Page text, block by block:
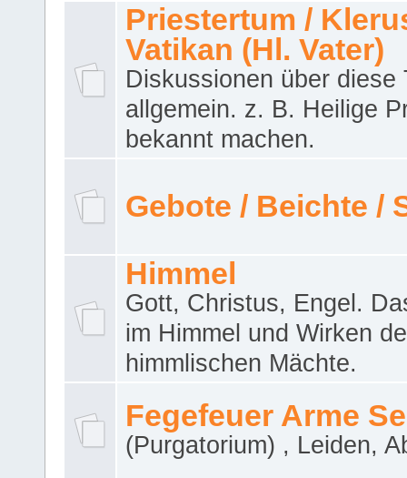
Priestertum /
Vatikan (Hl. Vater)
Diskussionen über diese
allgemein. z. B. Heilige
bekannt machen.
Gebote / Beichte /
Himmel
Gott, Christus, Engel.
im Himmel und Wirken
himmlischen Mächte.
Fegefeuer Arme
(Purgatorium) , Leiden,